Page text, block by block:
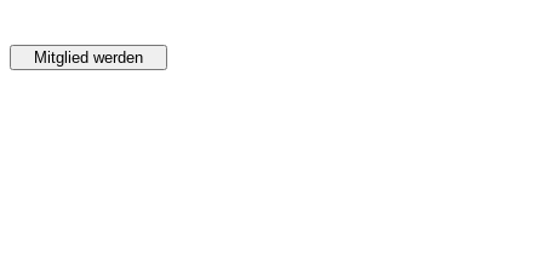
dieses
Feld
lasse
dieses